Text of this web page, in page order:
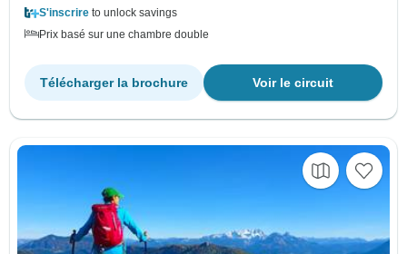
S'inscrire to unlock savings
Prix basé sur une chambre double
Voir le circuit
Télécharger la brochure